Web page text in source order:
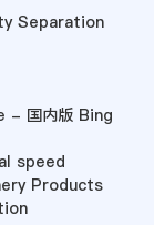
Separation
国内版 Bing
speed
Products